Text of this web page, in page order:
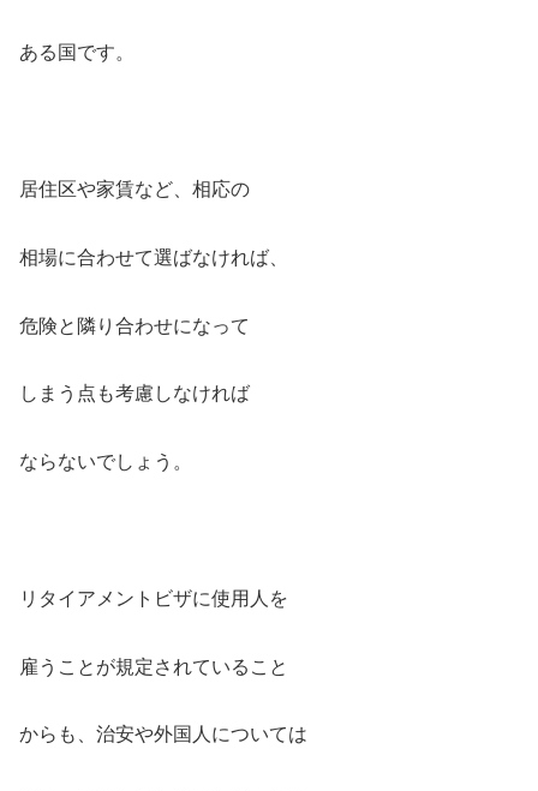
ある国です。
居住区や家賃など、相応の
相場に合わせて選ばなければ、
危険と隣り合わせになって
しまう点も考慮しなければ
ならないでしょう。
リタイアメントビザに使用人を
雇うことが規定されていること
からも、治安や外国人については